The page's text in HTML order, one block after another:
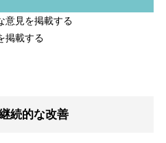
意見を掲載する
掲載する
続的な改善